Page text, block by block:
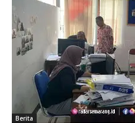
Berita